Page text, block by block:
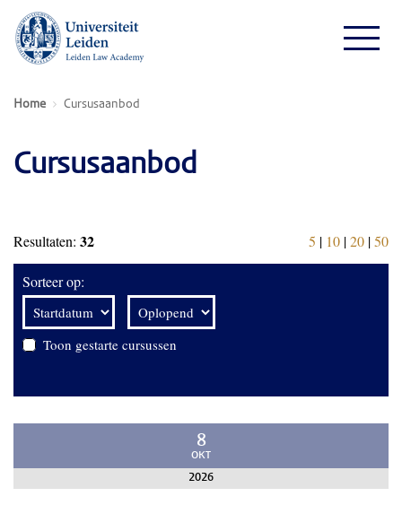
Home Cursusaanbod
Cursusaanbod
Resultaten: 32 5 | 10 |20 |50
Sorteer op:
Toon gestarte cursussen
8
OKT
2026